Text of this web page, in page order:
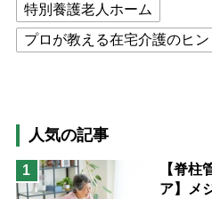
特別養護老人ホーム
プロが教える在宅介護のヒン
猫が母になつきません
息子の遠距離介護サバイバル
兄がボケました
便利なサ
人気の記事
1
【脊柱
ア】メ